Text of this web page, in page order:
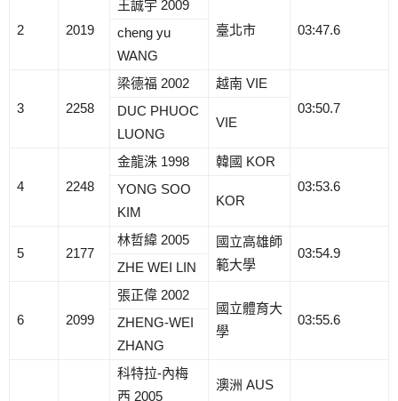
2 2019
王誠宇 2009
臺北市
03:47.6
cheng yu
WANG
3 2258
梁德福 2002
越南 VIE
03:50.7
DUC PHUOC
LUONG
VIE
4 2248
金龍洙 1998
韓國 KOR
03:53.6
YONG SOO
KIM
KOR
5 2177
林哲緯 2005
國立高雄師
範大學
03:54.9
ZHE WEI LIN
6 2099
張正偉 2002
國立體育大
學
03:55.6
ZHENG-WEI
ZHANG
科特拉-內梅
西 2005
澳洲 AUS